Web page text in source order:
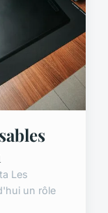
Les
un rôle